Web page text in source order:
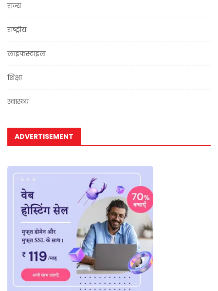
राज्य
राष्ट्रीय
लाइफस्टाइल
शिक्षा
स्वास्थ्य
ADVERTISEMENT